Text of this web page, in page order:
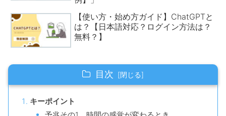
【使い方・始め方ガイド】ChatGPTと
は？【日本語対応？ログイン方法は？
無料？】
目次
キーポイント